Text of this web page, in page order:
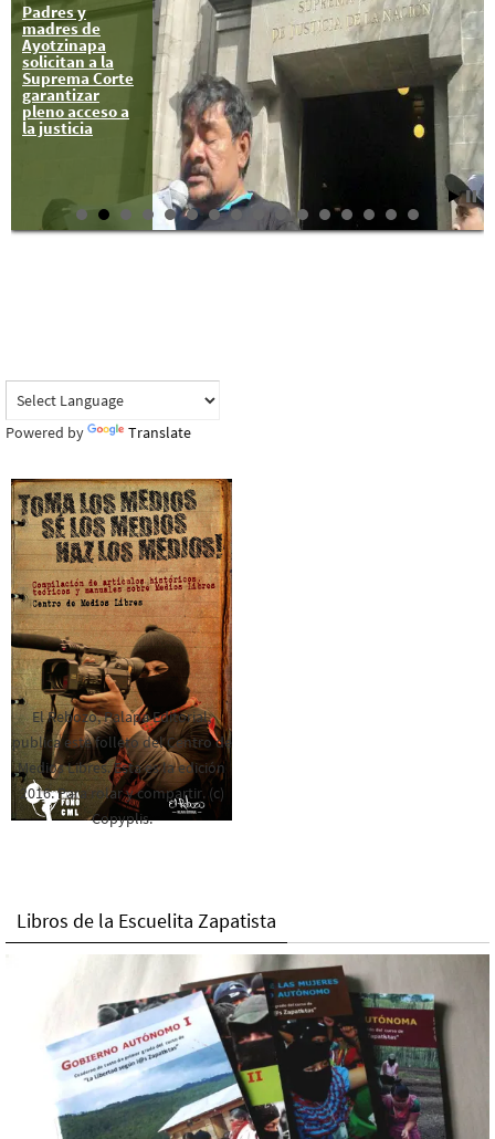
Padres y
madres de
Ayotzinapa
solicitan a la
Suprema Corte
garantizar
pleno acceso a
la justicia
Congreso
Nacional
Indígena a 4
años de la
desaparición de
los 43
estudiantes de
Ayotzinapa
Powered by Translate
El Rebozo, Palapa Editorial,
publica este folleto del Centro de
Medios Libres. Esta es la edición
2016. Para rolar y compartir. (c)
Copyplis.
Libros de la Escuelita Zapatista